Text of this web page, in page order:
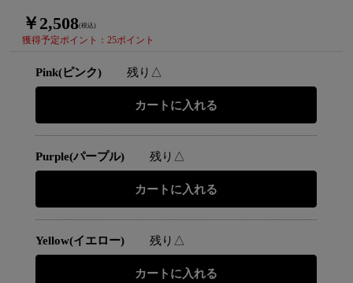
￥2,508(税込)
獲得予定ポイント：25ポイント
Pink(ピンク) 残り△
Purple(パープル) 残り△
Yellow(イエロー) 残り△